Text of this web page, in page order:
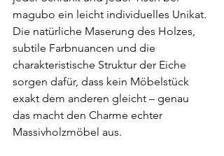
magubo ein leicht individuelles Unikat.
Die natürliche Maserung des Holzes,
subtile Farbnuancen und die
charakteristische Struktur der Eiche
sorgen dafür, dass kein Möbelstück
exakt dem anderen gleicht – genau
das macht den Charme echter
Massivholzmöbel aus.